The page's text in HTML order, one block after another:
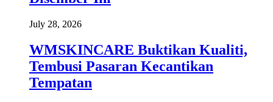
July 28, 2026
WMSKINCARE Buktikan Kualiti,
Tembusi Pasaran Kecantikan
Tempatan